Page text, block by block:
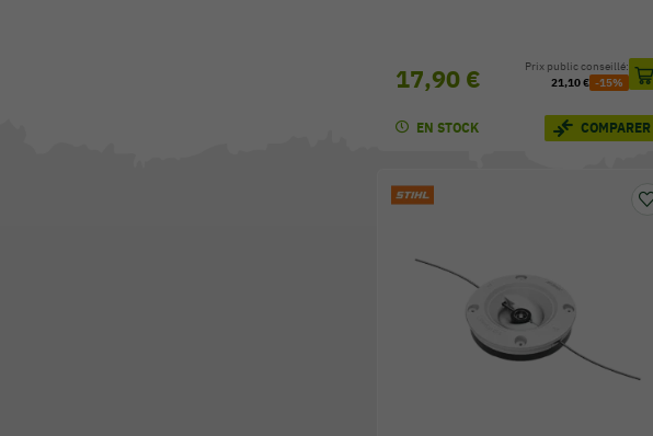
17,90 €
Prix public conseillé:
21,10 € -15%
EN STOCK COMPARER